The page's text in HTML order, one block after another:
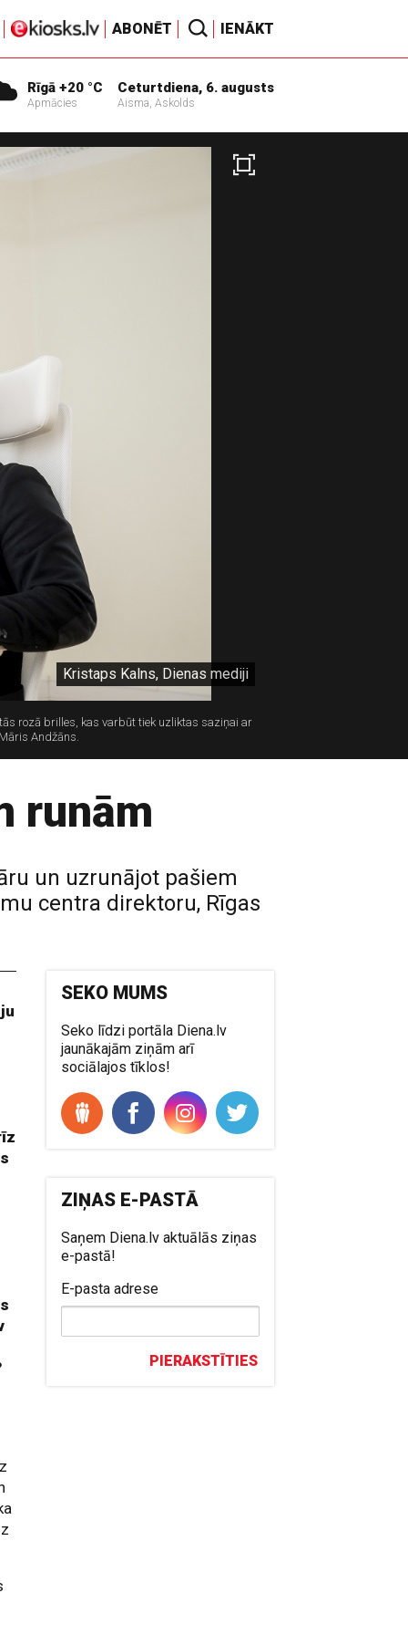
ABONĒT IENĀKT
Rīgā +20 °C
Apmācies
Ceturtdiena, 6. augusts
Aisma, Askolds
Kristaps Kalns, Dienas mediji
rozā brilles, kas varbūt tiek uzliktas saziņai ar
Andžāns.
runām
un uzrunājot pašiem
centra direktoru, Rīgas
SEKO MUMS
Seko līdzi portāla Diena.lv
jaunākajām ziņām arī
sociālajos tīklos!
ZIŅAS E-PASTĀ
Saņem Diena.lv aktuālās ziņas
e-pastā!
E-pasta adrese
PIERAKSTĪTIES